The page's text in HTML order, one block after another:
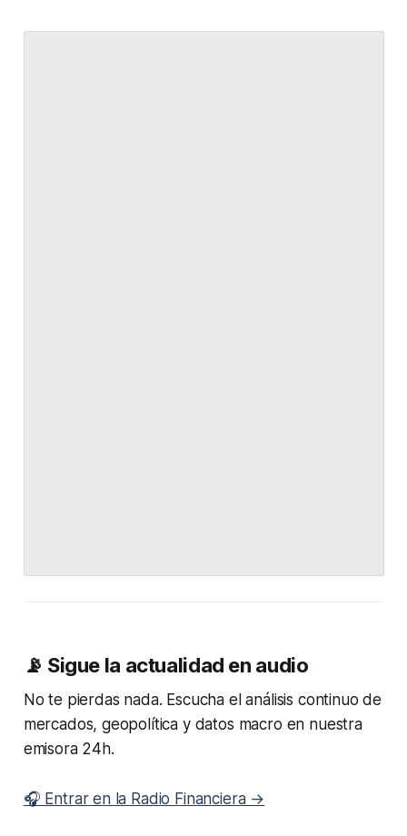
📡 Sigue la actualidad en audio
No te pierdas nada. Escucha el análisis continuo de
mercados, geopolítica y datos macro en nuestra
emisora 24h.
🎧 Entrar en la Radio Financiera →